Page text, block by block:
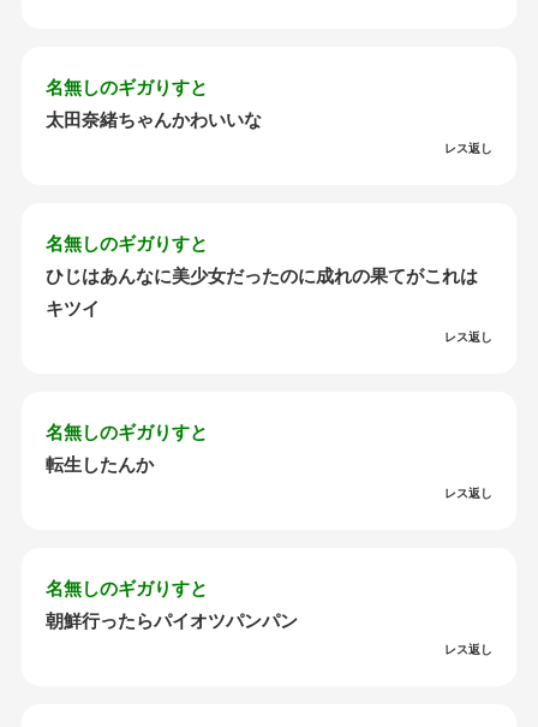
名無しのギガりすと
太田奈緒ちゃんかわいいな
レス返し
名無しのギガりすと
ひじはあんなに美少女だったのに成れの果てがこれは
キツイ
レス返し
名無しのギガりすと
転生したんか
レス返し
名無しのギガりすと
朝鮮行ったらパイオツパンパン
レス返し